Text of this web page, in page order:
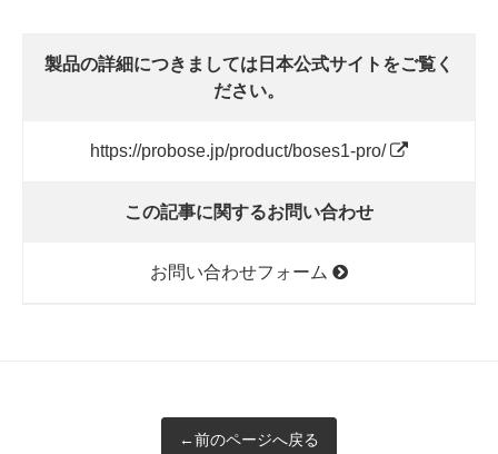
製品の詳細につきましては日本公式サイトをご覧く
ださい。
https://probose.jp/product/boses1-pro/
この記事に関するお問い合わせ
お問い合わせフォーム
←前のページへ戻る